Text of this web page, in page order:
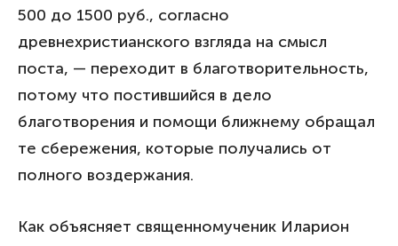
500 до 1500 руб., согласно
древнехристианского взгляда на смысл
поста, — переходит в благотворительность,
потому что постившийся в дело
благотворения и помощи ближнему обращал
те сбережения, которые получались от
полного воздержания.
Как объясняет священномученик Иларион